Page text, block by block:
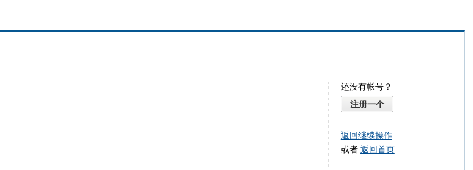
还没有帐号？
注册一个
返回继续操作
或者 返回首页